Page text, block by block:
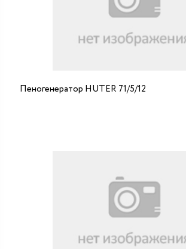
Пеногенератор HUTER 71/5/12